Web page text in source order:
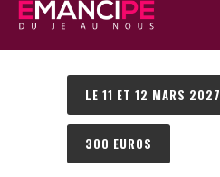
LE 11 ET 12 MARS 2027
300 EUROS